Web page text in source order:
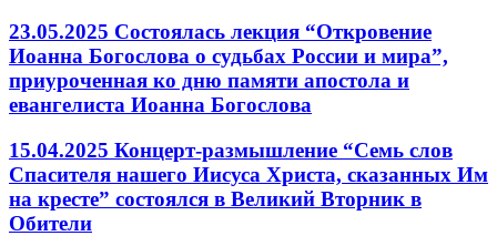
23.05.2025 Состоялась лекция “Откровение
Иоанна Богослова о судьбах России и мира”,
приуроченная ко дню памяти апостола и
евангелиста Иоанна Богослова
15.04.2025 Концерт-размышление “Семь слов
Спасителя нашего Иисуса Христа, сказанных Им
на кресте” состоялся в Великий Вторник в
Обители